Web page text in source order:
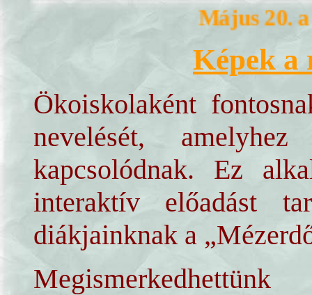
Május 20.
Képek a
Ökoiskolaként
nevelését,
kapcsolódnak. Ez
interaktív előadást
diákjainknak a